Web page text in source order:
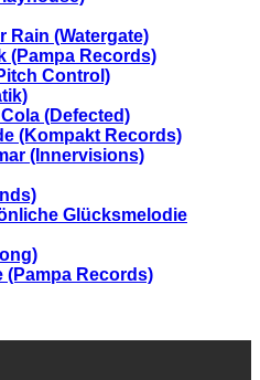
Rain (Watergate)
(Pampa Records)
Control)
(Defected)
(Kompakt Records)
(Innervisions)
Glücksmelodie
(Pampa Records)